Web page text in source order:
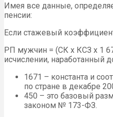
Имея все данные,
пенсии:
Если стажевый
РП мужчин = (СК х КСЗ х 1
исчислении, наработанный
1671 – константа и
по стране в декабре
450 – это базовый
законом № 173-ФЗ.